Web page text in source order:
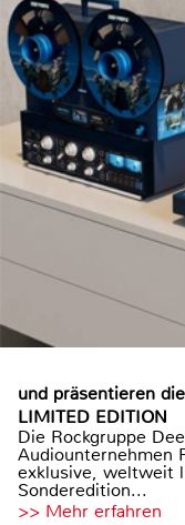
und präsentieren
LIMITED EDITION
Die Rockgruppe
Audiounternehmen
exklusive, weltweit
Sonderedition...
>> Mehr erfahren